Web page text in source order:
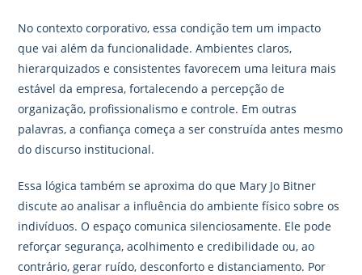
No contexto corporativo, essa condição tem um impacto
que vai além da funcionalidade. Ambientes claros,
hierarquizados e consistentes favorecem uma leitura mais
estável da empresa, fortalecendo a percepção de
organização, profissionalismo e controle. Em outras
palavras, a confiança começa a ser construída antes mesmo
do discurso institucional.
Essa lógica também se aproxima do que Mary Jo Bitner
discute ao analisar a influência do ambiente físico sobre os
indivíduos. O espaço comunica silenciosamente. Ele pode
reforçar segurança, acolhimento e credibilidade ou, ao
contrário, gerar ruído, desconforto e distanciamento. Por